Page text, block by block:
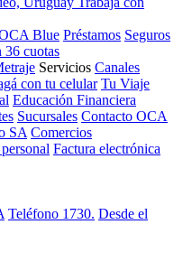
Blue Préstamos Seguros
36 cuotas
Servicios Canales
con tu celular Tu Viaje
Educación Financiera
Sucursales Contacto OCA
SA Comercios
Factura electrónica
Teléfono 1730. Desde el